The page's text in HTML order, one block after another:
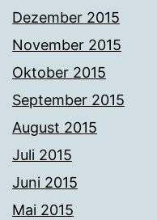
Dezember 2015
November 2015
Oktober 2015
September 2015
August 2015
Juli 2015
Juni 2015
Mai 2015